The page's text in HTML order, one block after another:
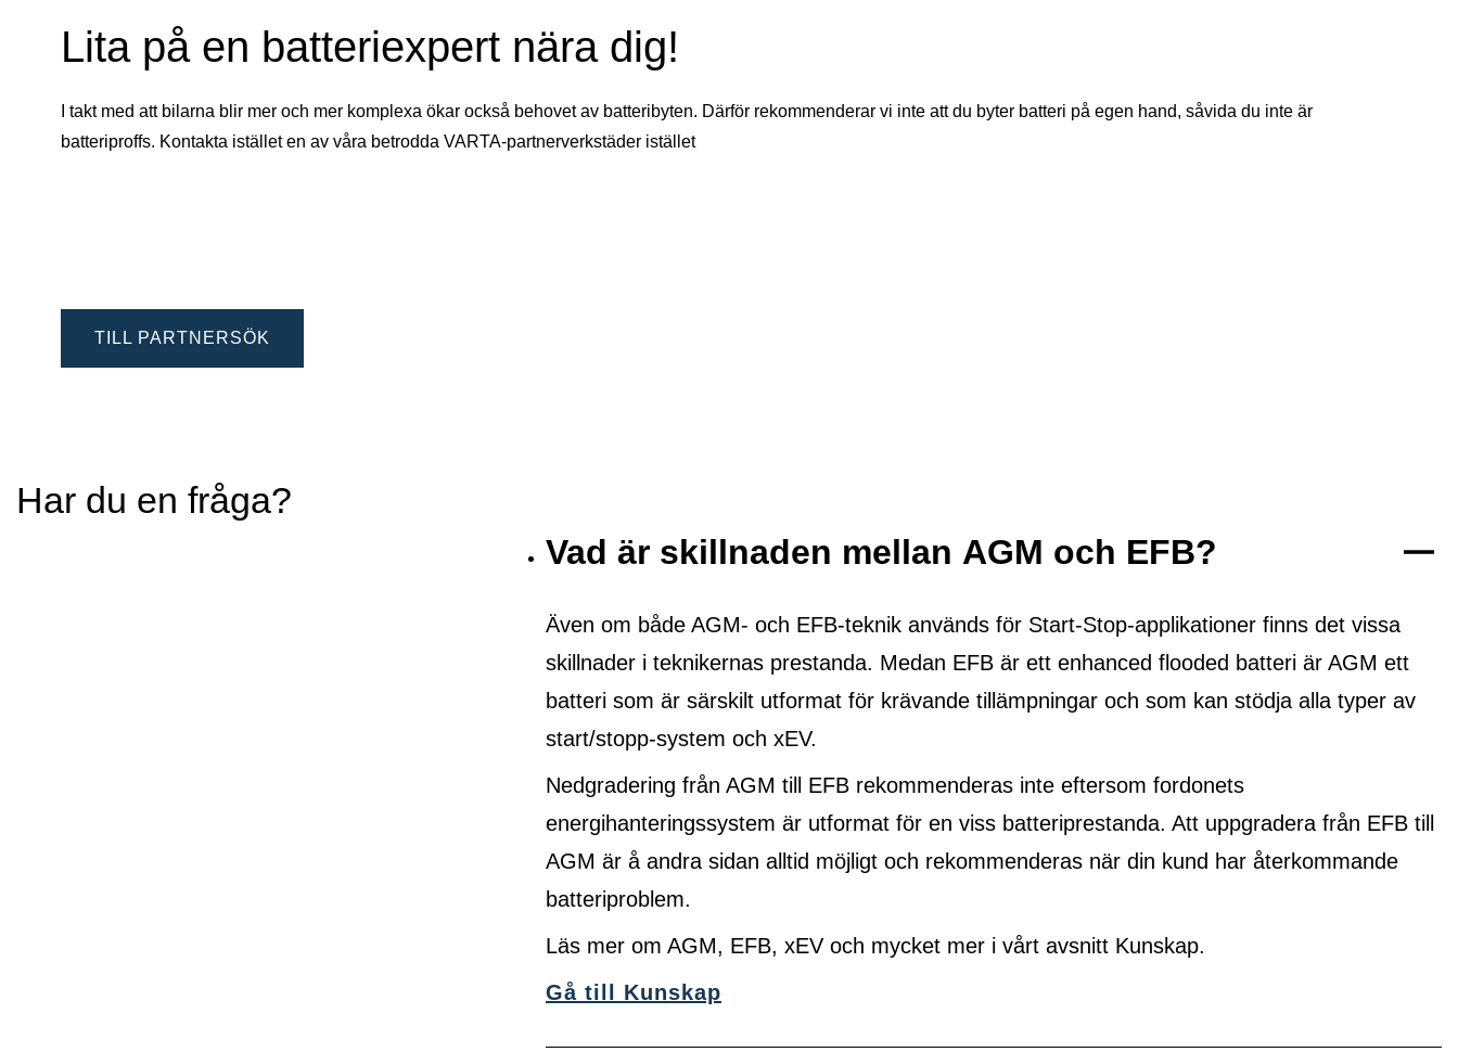
Lita på en batteriexpert nära dig!
I takt med att bilarna blir mer och mer komplexa ökar också behovet av batteribyten. Därför rekommenderar vi inte att du byter batteri på egen hand, såvida du inte är
batteriproffs. Kontakta istället en av våra betrodda VARTA-partnerverkstäder istället
TILL PARTNERSÖK
Har du en fråga?
Vad är skillnaden mellan AGM och EFB?
Även om både AGM- och EFB-teknik används för Start-Stop-applikationer finns det vissa
skillnader i teknikernas prestanda. Medan EFB är ett enhanced flooded batteri är AGM ett
batteri som är särskilt utformat för krävande tillämpningar och som kan stödja alla typer av
start/stopp-system och xEV.
Nedgradering från AGM till EFB rekommenderas inte eftersom fordonets
energihanteringssystem är utformat för en viss batteriprestanda. Att uppgradera från EFB till
AGM är å andra sidan alltid möjligt och rekommenderas när din kund har återkommande
batteriproblem.
Läs mer om AGM, EFB, xEV och mycket mer i vårt avsnitt Kunskap.
Gå till Kunskap